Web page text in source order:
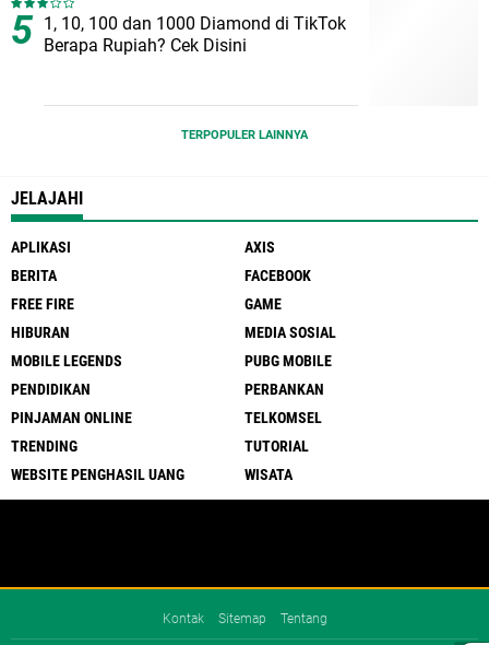
1, 10, 100 dan 1000 Diamond di TikTok
Berapa Rupiah? Cek Disini
TERPOPULER LAINNYA
JELAJAHI
APLIKASI
AXIS
BERITA
FACEBOOK
FREE FIRE
GAME
HIBURAN
MEDIA SOSIAL
MOBILE LEGENDS
PUBG MOBILE
PENDIDIKAN
PERBANKAN
PINJAMAN ONLINE
TELKOMSEL
TRENDING
TUTORIAL
WEBSITE PENGHASIL UANG
WISATA
Kontak Sitemap Tentang